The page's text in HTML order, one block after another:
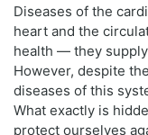
Diseases of the
heart and the
health — they
However, despite
diseases of this
What exactly is
protect ourselves